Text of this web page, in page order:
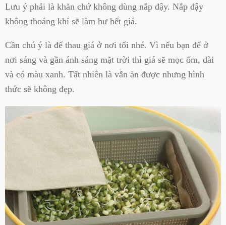
Lưu ý phải là khăn chứ không dùng nắp đậy. Nắp đậy
không thoáng khí sẽ làm hư hết giá.
Cần chú ý là để thau giá ở nơi tối nhé. Vì nếu bạn để ở
nơi sáng và gần ánh sáng mặt trời thì giá sẽ mọc ốm, dài
và có màu xanh. Tất nhiên là vẫn ăn được nhưng hình
thức sẽ không đẹp.